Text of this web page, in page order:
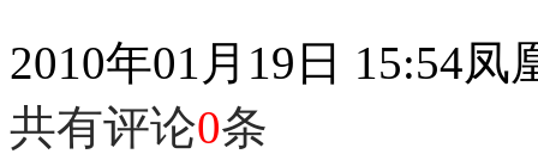
2010年01月19日 15:54凤
共有评论0条